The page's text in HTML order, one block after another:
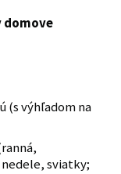
(s výhľadom na
sviatky;